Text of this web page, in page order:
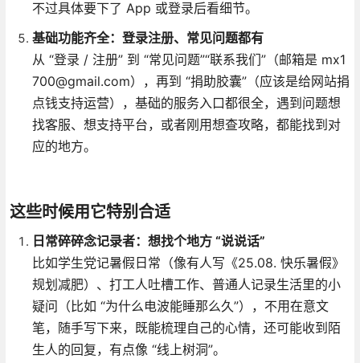
不过具体要下了 App 或登录后看细节。
基础功能齐全：登录注册、常见问题都有
从 “登录 / 注册” 到 “常见问题”“联系我们”（邮箱是 mx1
700@gmail.com），再到 “捐助胶囊”（应该是给网站捐
点钱支持运营），基础的服务入口都很全，遇到问题想
找客服、想支持平台，或者刚用想查攻略，都能找到对
应的地方。
这些时候用它特别合适
日常碎碎念记录者：想找个地方 “说说话”
比如学生党记暑假日常（像有人写《25.08. 快乐暑假》
规划减肥）、打工人吐槽工作、普通人记录生活里的小
疑问（比如 “为什么电波能睡那么久”），不用在意文
笔，随手写下来，既能梳理自己的心情，还可能收到陌
生人的回复，有点像 “线上树洞”。